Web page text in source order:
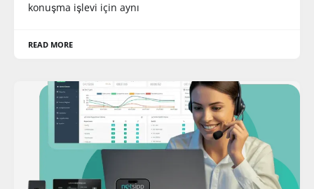
konuşma işlevi için aynı
READ MORE